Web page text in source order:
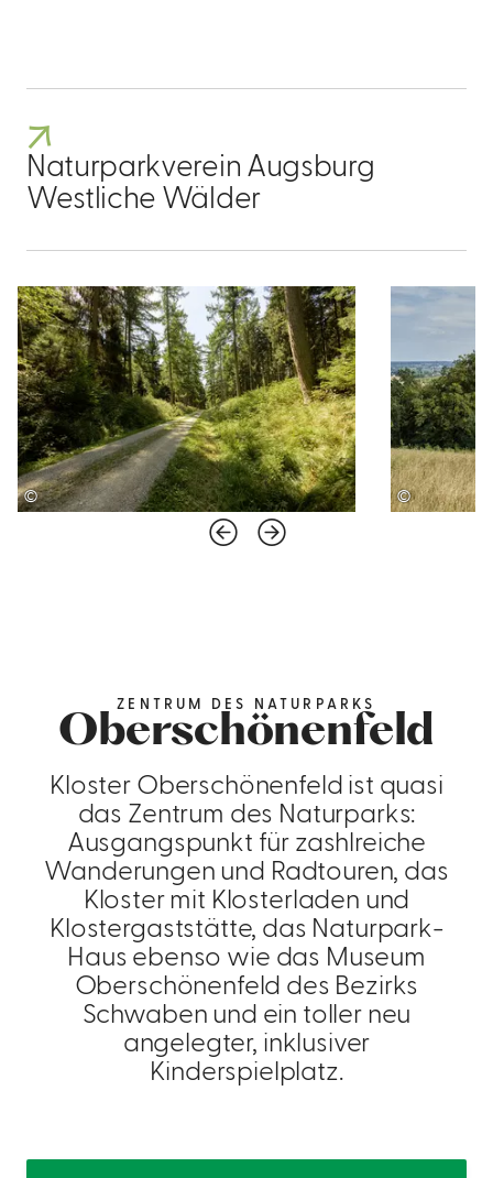
Naturparkverein Augsburg
Westliche Wälder
© ©
ZENTRUM DES NATURPARKS
Oberschönenfeld
Kloster Oberschönenfeld ist quasi
das Zentrum des Naturparks:
Ausgangspunkt für zashlreiche
Wanderungen und Radtouren, das
Kloster mit Klosterladen und
Klostergaststätte, das Naturpark-
Haus ebenso wie das Museum
Oberschönenfeld des Bezirks
Schwaben und ein toller neu
angelegter, inklusiver
Kinderspielplatz.